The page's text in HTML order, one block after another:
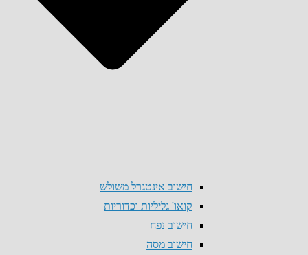
חישוב אינטגרל משולש
קואו' גליליות וכדוריות
חישוב נפח
חישוב מסה